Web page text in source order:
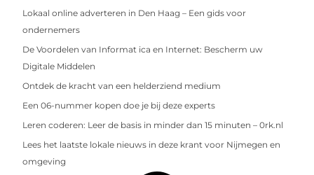
Lokaal online adverteren in Den Haag – Een gids voor
ondernemers
De Voordelen van Informat ica en Internet: Bescherm uw
Digitale Middelen
Ontdek de kracht van een helderziend medium
Een 06-nummer kopen doe je bij deze experts
Leren coderen: Leer de basis in minder dan 15 minuten – 0rk.nl
Lees het laatste lokale nieuws in deze krant voor Nijmegen en
omgeving